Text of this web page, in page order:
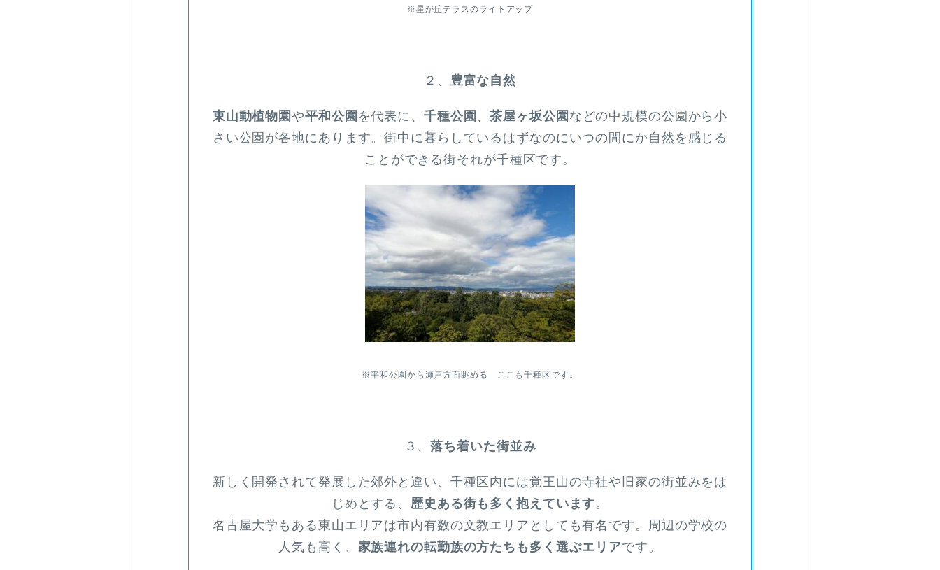
※星が丘テラスのライトアップ
２、 豊富な自然
東山動植物園や平和公園 を代表に、 千種公園 、茶屋ヶ坂公園 などの中規模の公園から小
さい公園が各地にあります。街中に暮らしているはずなのにいつの間にか自然を感じる
ことができる街それが千種区です。
※平和公園から瀬戸方面眺める ここも千種区です。
３、落ち着いた街並み
新しく開発されて発展した郊外と違い、千種区内には覚王山の寺社や旧家の街並みをは
じめとする、 歴史ある街も多く抱えています。
名古屋大学もある東山エリアは市内有数の文教エリアとしても有名です。周辺の学校の
人気も高く、 家族連れの転勤族の方たちも多く選ぶエリアです。